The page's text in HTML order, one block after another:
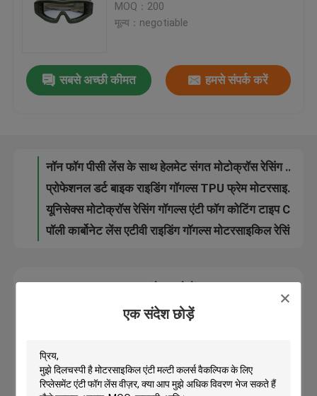
एक संदेश छोड़ें
हमारे बारे में
संपर्क करें
समाचार
सुरक्षा चश्मा काले चश्मे
MOQ：200
मूल्य：negotiable
सबसे अच्छी कीमत हमसे संपर्क करें
यूवी 400 प्रोटेक्शन मोटोक्रॉस रेसिंग गॉगल्स एंटी फॉग डर्ट बाइक ग्लासेस
नॉन फॉग पीसी लेंस के साथ हेलमेट संगत मोटोक्रॉस रेसिंग गॉगल्स
प्रोफेशनल डर्ट बाइक राइडिंग गॉगल्स TPU फ्रेम मोटरसाइकिल ऑफ रोड गॉगल्स
पॉली कार्बोनेट लेंस एटीवी राइडिंग गॉगल्स मोटरसाइकिल रेसिंग गॉगल्स